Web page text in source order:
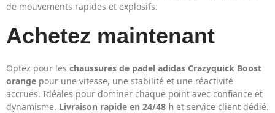
de mouvements rapides et explosifs.
Achetez maintenant
Optez pour les chaussures de padel adidas Crazyquick Boost
orange pour une vitesse, une stabilité et une réactivité
accrues. Idéales pour dominer chaque point avec confiance et
dynamisme. Livraison rapide en 24/48 h et service client dédié.